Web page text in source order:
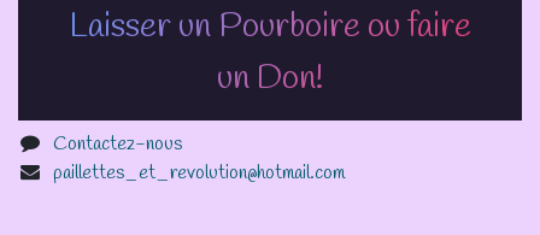
Laisser un Pourboire ou faire
un Don!
Contactez-nous
paillettes_et_revolution@hotmail.com